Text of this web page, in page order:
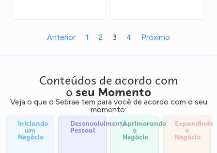
Anterior 1 2 3 4 Próximo
Conteúdos de acordo com
o seu Momento
Veja o que o Sebrae tem para você de acordo com o seu
momento:
Iniciando
um
Negócio
Desenvolvimento
Pessoal
Aprimorando
o
Negócio
Expandindo
o
Negócio